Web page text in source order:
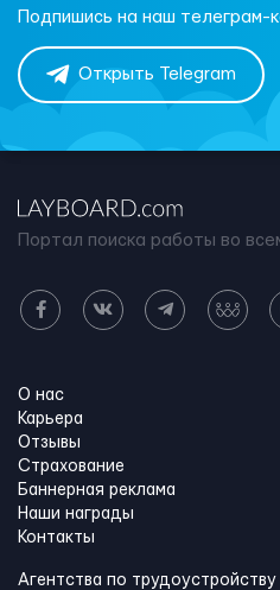
Подпишись на наш телеграм-
Открыть Telegram
Портал поиска работы во
О нас
Карьера
Отзывы
Страхование
Баннерная реклама
Наши награды
Контакты
Агентства по трудоустройству